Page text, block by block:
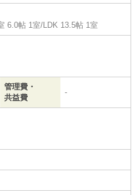
6.0帖 1室/LDK 13.5帖 1室
管理費・
共益費
-